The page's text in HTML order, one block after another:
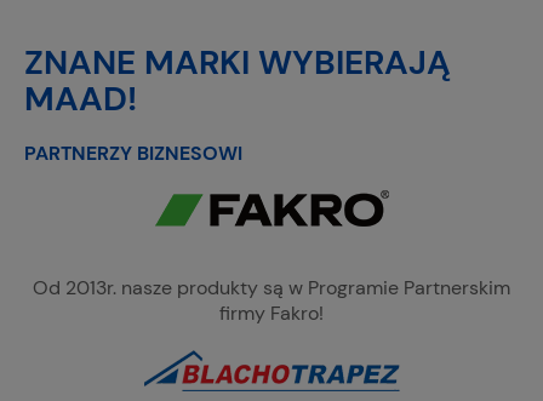
ZNANE MARKI WYBIERAJĄ
MAAD!
PARTNERZY BIZNESOWI
Od 2013r. nasze produkty są w Programie Partnerskim
firmy Fakro!